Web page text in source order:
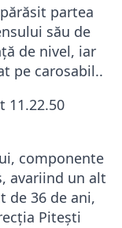
partea
său de
de nivel, iar
pe carosabil..
componente
avariind un alt
de 36 de ani,
Pitești